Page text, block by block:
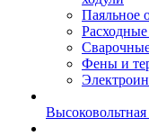
Паяльное
Фены и
Высоковольтная